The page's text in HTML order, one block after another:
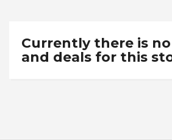
Currently there is
and deals for this